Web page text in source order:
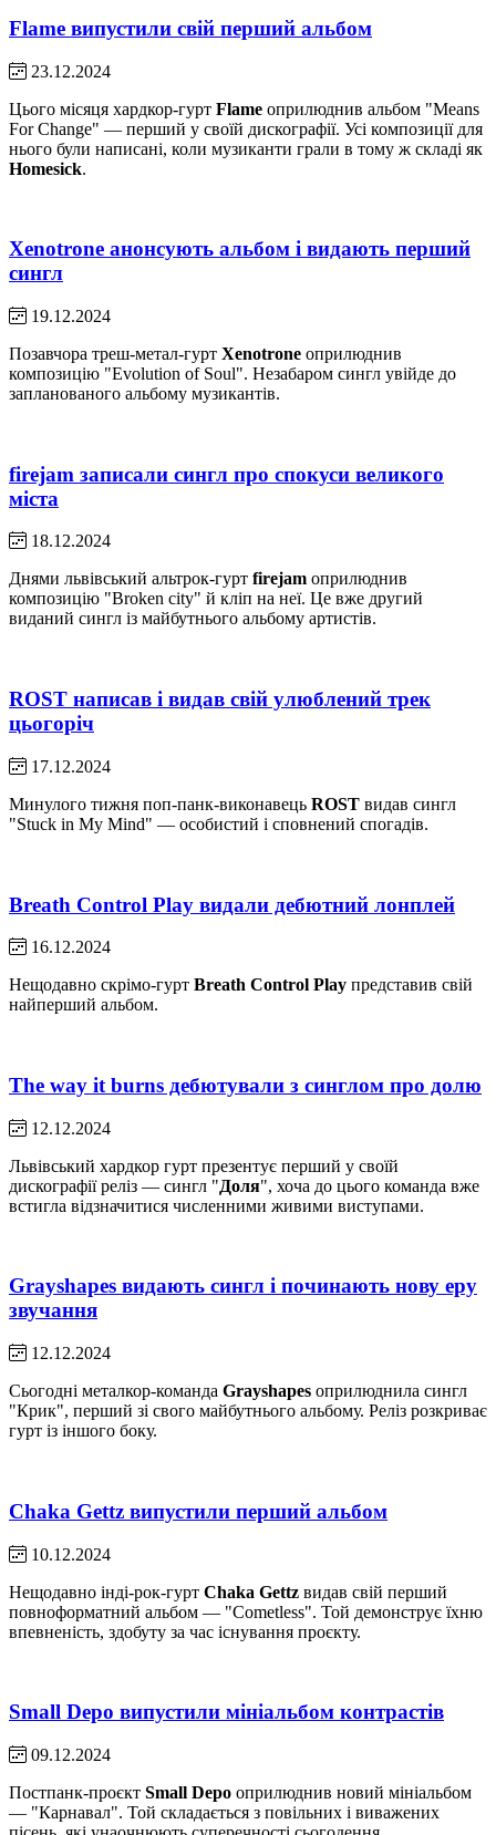
Flame випустили свій перший альбом
23.12.2024
Цього місяця хардкор-гурт Flame оприлюднив альбом "Means
For Change" — перший у своїй дискографії. Усі композиції для
нього були написані, коли музиканти грали в тому ж складі як
Homesick.
Xenotrone анонсують альбом і видають перший
сингл
19.12.2024
Позавчора треш-метал-гурт Xenotrone оприлюднив
композицію "Evolution of Soul". Незабаром сингл увійде до
запланованого альбому музикантів.
firejam записали сингл про спокуси великого
міста
18.12.2024
Днями львівський альтрок-гурт firejam оприлюднив
композицію "Broken city" й кліп на неї. Це вже другий
виданий сингл із майбутнього альбому артистів.
ROST написав і видав свій улюблений трек
цьогоріч
17.12.2024
Минулого тижня поп-панк-виконавець ROST видав сингл
"Stuck in My Mind" — особистий і сповнений спогадів.
Breath Control Play видали дебютний лонплей
16.12.2024
Нещодавно скрімо-гурт Breath Control Play представив свій
найперший альбом.
The way it burns дебютували з синглом про долю
12.12.2024
Львівський хардкор гурт презентує перший у своїй
дискографії реліз — сингл "Доля", хоча до цього команда вже
встигла відзначитися численними живими виступами.
Grayshapes видають сингл і починають нову еру
звучання
12.12.2024
Сьогодні металкор-команда Grayshapes оприлюднила сингл
"Крик", перший зі свого майбутнього альбому. Реліз розкриває
гурт із іншого боку.
Chaka Gettz випустили перший альбом
10.12.2024
Нещодавно інді-рок-гурт Chaka Gettz видав свій перший
повноформатний альбом — "Cometless". Той демонструє їхню
впевненість, здобуту за час існування проєкту.
Small Depo випустили мініальбом контрастів
09.12.2024
Постпанк-проєкт Small Depo оприлюднив новий мініальбом
— "Карнавал". Той складається з повільних і виважених